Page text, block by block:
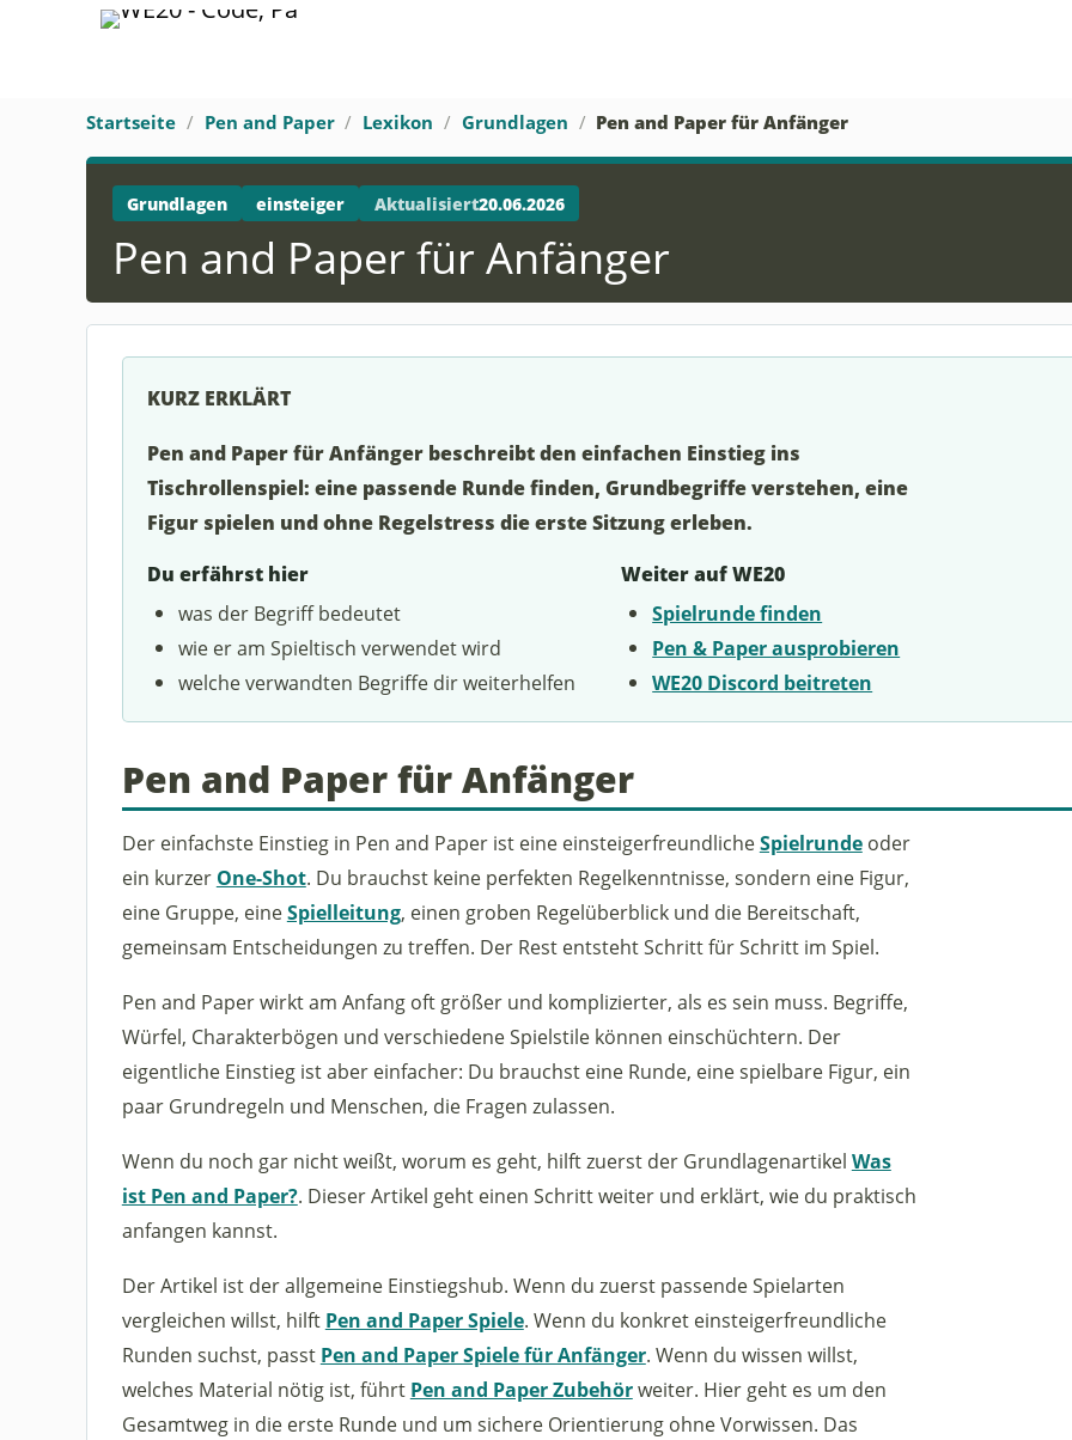
Startseite Pen and Paper Lexikon Grundlagen Pen and Paper für Anfänger
Grundlagen einsteiger Aktualisiert20.06.2026
Pen and Paper für Anfänger
KURZ ERKLÄRT
Pen and Paper für Anfänger beschreibt den einfachen Einstieg ins
Tischrollenspiel: eine passende Runde finden, Grundbegriffe verstehen, eine
Figur spielen und ohne Regelstress die erste Sitzung erleben.
Du erfährst hier
was der Begriff bedeutet
wie er am Spieltisch verwendet wird
welche verwandten Begriffe dir weiterhelfen
Weiter auf WE20
Spielrunde finden
Pen & Paper ausprobieren
WE20 Discord beitreten
Pen and Paper für Anfänger
Der einfachste Einstieg in Pen and Paper ist eine einsteigerfreundlicheSpielrundeoder
ein kurzer One-Shot. Du brauchst keine perfekten Regelkenntnisse, sondern eine Figur,
eine Gruppe, eineSpielleitung, einen groben Regelüberblick und die Bereitschaft,
gemeinsam Entscheidungen zu treffen. Der Rest entsteht Schritt für Schritt im Spiel.
Pen and Paper wirkt am Anfang oft größer und komplizierter, als es sein muss. Begriffe,
Würfel, Charakterbögen und verschiedene Spielstile können einschüchtern. Der
eigentliche Einstieg ist aber einfacher: Du brauchst eine Runde, eine spielbare Figur, ein
paar Grundregeln und Menschen, die Fragen zulassen.
Wenn du noch gar nicht weißt, worum es geht, hilft zuerst der Grundlagenartikel Was
ist Pen and Paper?. Dieser Artikel geht einen Schritt weiter und erklärt, wie du praktisch
anfangen kannst.
Der Artikel ist der allgemeine Einstiegshub. Wenn du zuerst passende Spielarten
vergleichen willst, hilft Pen and Paper Spiele. Wenn du konkret einsteigerfreundliche
Runden suchst, passt Pen and Paper Spiele für Anfänger. Wenn du wissen willst,
welches Material nötig ist, führt Pen and Paper Zubehörweiter. Hier geht es um den
Gesamtweg in die erste Runde und um sichere Orientierung ohne Vorwissen. Das